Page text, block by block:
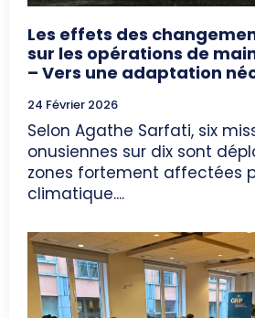
Les effets des
sur les opérations de
– Vers une adaptation
24 Février 2026
Selon Agathe Sarfati, six
onusiennes sur dix sont
zones fortement affectées
climatique....